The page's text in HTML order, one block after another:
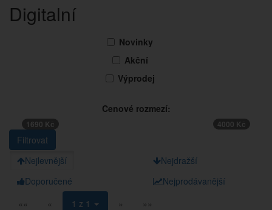
Digitalní
Novinky
Akční
Výprodej
Cenové rozmezí:
1690 Kč 4000 Kč
Nejlevnější
Nejdražší
Doporučené
Nejprodávanější
««
« 1 z 1 » »»